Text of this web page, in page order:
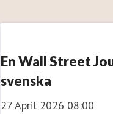
En Wall Street
svenska
27 April 2026 08:00